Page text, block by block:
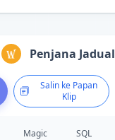
Penjana Jadual
Salin ke Papan
Klip
Magic SQL